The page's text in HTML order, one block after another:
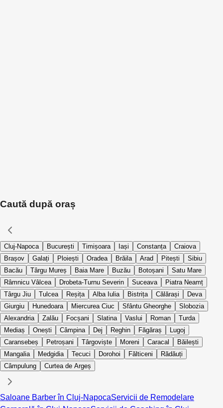
Caută după oraș
Cluj-Napoca București Timișoara Iași Constanța
Craiova
Brașov
Galați Ploiești Oradea Brăila Arad Pitești
Sibiu
Bacău
Târgu Mureș Baia Mare Buzău Botoșani
Satu Mare
Râmnicu Vâlcea
Drobeta-Turnu Severin Suceava
Piatra Neamț
Târgu Jiu
Tulcea Reșița Alba Iulia Bistrița Călărași
Deva
Giurgiu
Hunedoara Miercurea Ciuc Sfântu Gheorghe
Slobozia
Alexandria
Zalău Focșani Slatina Vaslui Roman
Turda
Mediaș
Onești Câmpina Dej Reghin Făgăraș
Lugoj
Caransebeș
Petroșani Târgoviște Moreni Caracal
Băilești
Mangalia
Medgidia Tecuci Dorohoi Fălticeni
Rădăuți
Câmpulung
Curtea de Argeș
Saloane Barber în Cluj-NapocaServicii de Remodelare